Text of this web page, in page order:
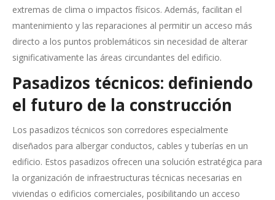
extremas de clima o impactos físicos. Además, facilitan el
mantenimiento y las reparaciones al permitir un acceso más
directo a los puntos problemáticos sin necesidad de alterar
significativamente las áreas circundantes del edificio.
Pasadizos técnicos: definiendo
el futuro de la construcción
Los pasadizos técnicos son corredores especialmente
diseñados para albergar conductos, cables y tuberías en un
edificio. Estos pasadizos ofrecen una solución estratégica para
la organización de infraestructuras técnicas necesarias en
viviendas o edificios comerciales, posibilitando un acceso